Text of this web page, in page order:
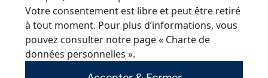
Votre consentement est libre et peut être retiré
à tout moment. Pour plus d’informations, vous
pouvez consulter notre page« Charte de
données personnelles ».